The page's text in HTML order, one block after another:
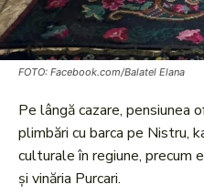
FOTO: Facebook.com/Balatel Elana
Pe lângă cazare, pensiunea
plimbări cu barca pe Nistru,
culturale în regiune, precum
și vinăria Purcari.